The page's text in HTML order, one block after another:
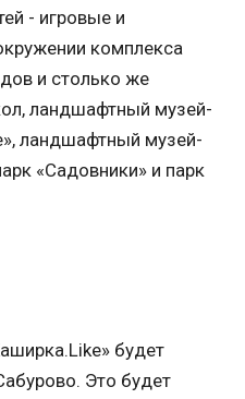
- игровые и
комплекса
и столько же
ландшафтный музей-
ландшафтный музей-
«Садовники» и парк
будет
Это будет